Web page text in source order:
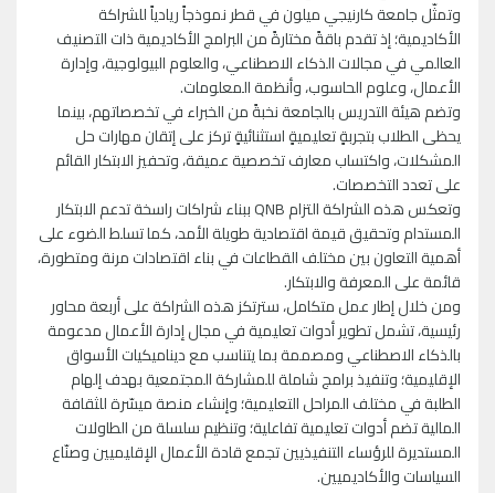
وتمثّل جامعة كارنيجي ميلون في قطر نموذجاً ريادياً للشراكة
الأكاديمية؛ إذ تقدم باقةً مختارةً من البرامج الأكاديمية ذات التصنيف
العالمي في مجالات الذكاء الاصطناعي، والعلوم البيولوجية، وإدارة
الأعمال، وعلوم الحاسوب، وأنظمة المعلومات.
وتضم هيئة التدريس بالجامعة نخبةً من الخبراء في تخصصاتهم، بينما
يحظى الطلاب بتجربةٍ تعليميةٍ استثنائيةٍ تركز على إتقان مهارات حل
المشكلات، واكتساب معارف تخصصية عميقة، وتحفيز الابتكار القائم
على تعدد التخصصات.
وتعكس هذه الشراكة التزام QNB ببناء شراكات راسخة تدعم الابتكار
المستدام وتحقيق قيمة اقتصادية طويلة الأمد، كما تسلط الضوء على
أهمية التعاون بين مختلف القطاعات في بناء اقتصادات مرنة ومتطورة،
قائمة على المعرفة والابتكار.
ومن خلال إطار عمل متكامل، سترتكز هذه الشراكة على أربعة محاور
رئيسية، تشمل تطوير أدوات تعليمية في مجال إدارة الأعمال مدعومة
بالذكاء الاصطناعي ومصممة بما يتناسب مع ديناميكيات الأسواق
الإقليمية؛ وتنفيذ برامج شاملة للمشاركة المجتمعية بهدف إلهام
الطلبة في مختلف المراحل التعليمية؛ وإنشاء منصة ميسّرة للثقافة
المالية تضم أدوات تعليمية تفاعلية؛ وتنظيم سلسلة من الطاولات
المستديرة للرؤساء التنفيذيين تجمع قادة الأعمال الإقليميين وصنّاع
السياسات والأكاديميين.